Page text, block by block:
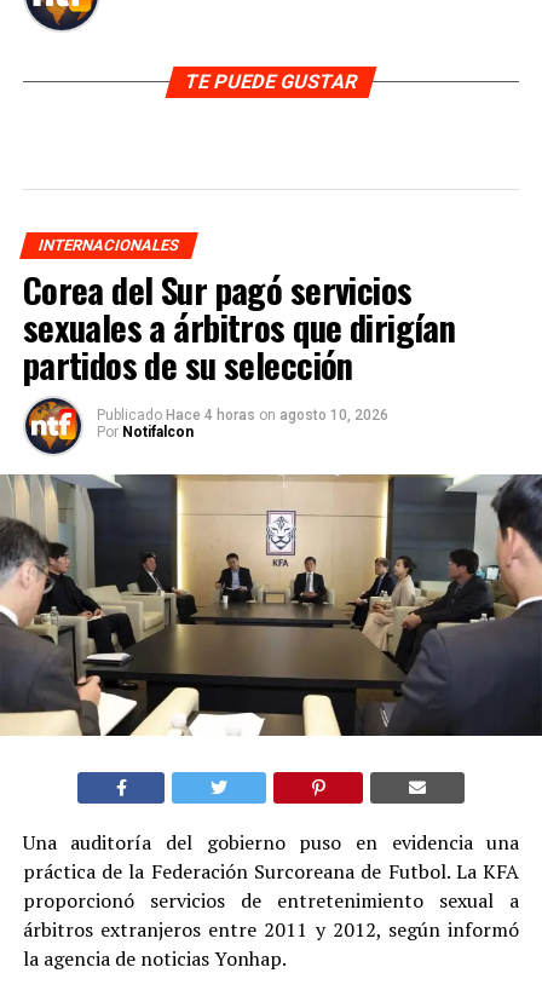
TE PUEDE GUSTAR
INTERNACIONALES
Corea del Sur pagó servicios
sexuales a árbitros que dirigían
partidos de su selección
Publicado Hace 4 horas on agosto 10, 2026
Por Notifalcon
Una auditoría del gobierno puso en evidencia una
práctica de la Federación Surcoreana de Futbol. La KFA
proporcionó servicios de entretenimiento sexual a
árbitros extranjeros entre 2011 y 2012, según informó
la agencia de noticias Yonhap.